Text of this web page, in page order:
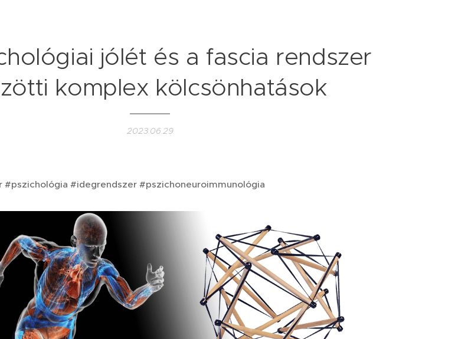
jólét és a fascia rendszer
komplex kölcsönhatások
2023.06.29
#idegrendszer #pszichoneuroimmunológia